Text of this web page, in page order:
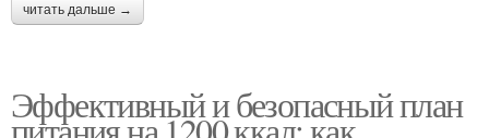
читать дальше →
Эффективный и безопасный план